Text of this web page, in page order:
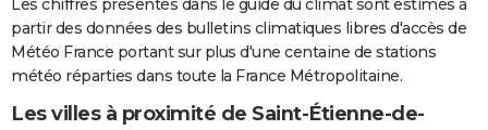
Les chiffres présentés dans le guide du climat sont estimés à
partir des données des bulletins climatiques libres d'accès de
Météo France portant sur plus d'une centaine de stations
météo réparties dans toute la France Métropolitaine.
Les villes à proximité de Saint-Étienne-de-